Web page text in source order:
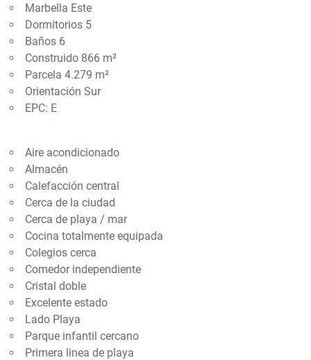
Marbella Este
Dormitorios 5
Baños 6
Construido 866 m²
Parcela 4.279 m²
Orientación Sur
EPC: E
Aire acondicionado
Almacén
Calefacción central
Cerca de la ciudad
Cerca de playa / mar
Cocina totalmente equipada
Colegios cerca
Comedor independiente
Cristal doble
Excelente estado
Lado Playa
Parque infantil cercano
Primera linea de playa